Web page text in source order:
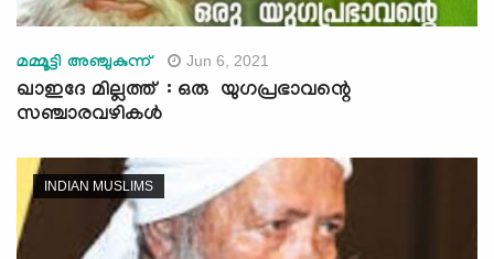
മമ്മൂട്ടി അഞ്ചുകുന്ന് Jun 6, 2021
ഖാഇദേ മില്ലത്ത് : ഒരു യുഗപ്രഭാവന്റെ
സഞ്ചാരവഴികൾ
INDIAN MUSLIMS